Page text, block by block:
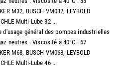
M32, BUSCH VM032, LEYBOLD
Multi-Lube 32 ...
d'usage général des pompes industrielles
neutres . Viscosité à 40°C : 67
M68, BUSCH VM068, LEYBOLD
Multi-Lube 46 ...